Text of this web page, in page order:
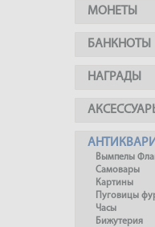
МОНЕТЫ
БАНКНОТЫ
НАГРАДЫ
Вымпелы
Самовары
Картины
Пуговицы
Часы
Бижутерия